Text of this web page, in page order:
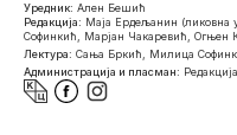
Уредник: Ален Бешић
Редакција: Маја Ердељанин
Софинкић, Марјан Чакаревић, Огњен
Лектура: Сања Бркић, Милица
Администрација и пласман: Редакција